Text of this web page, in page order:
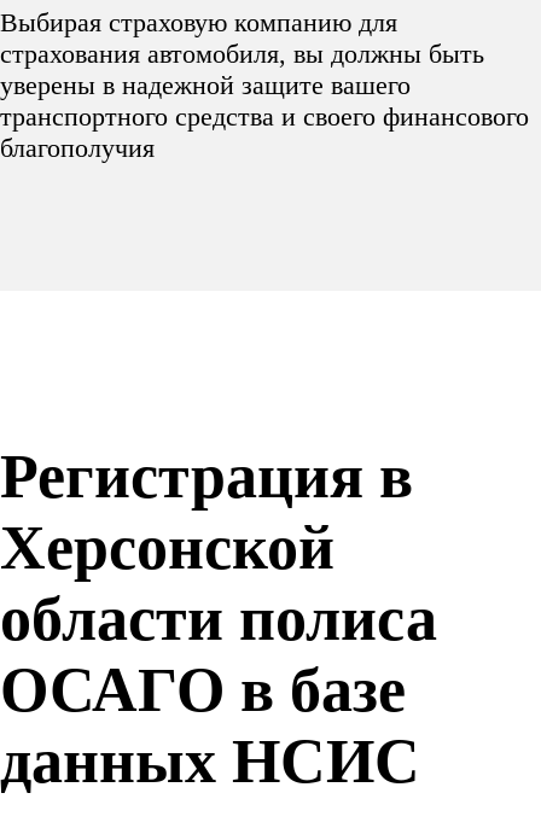
Выбирая страховую компанию для
страхования автомобиля, вы должны быть
уверены в надежной защите вашего
транспортного средства и своего финансового
благополучия
Регистрация в
Херсонской
области полиса
ОСАГО в базе
данных НСИС